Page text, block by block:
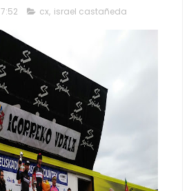
7:52 cx, israel castañeda